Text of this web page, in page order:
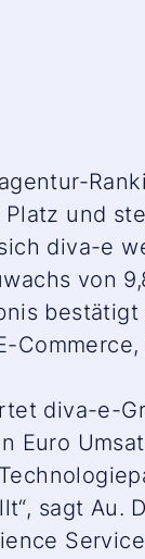
und
diva-e
von
diva-e-
Euro
, sagt Au.